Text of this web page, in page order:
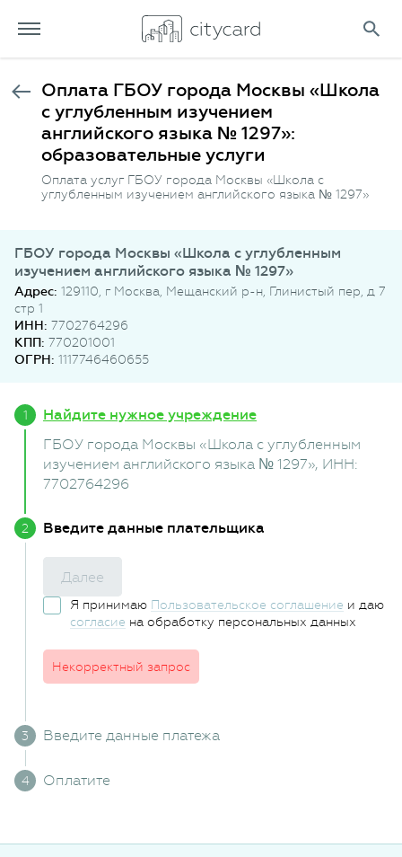
Оплата ГБОУ города Москвы «Школа
с углубленным изучением
английского языка № 1297»:
образовательные услуги
Оплата услуг ГБОУ города Москвы «Школа с
углубленным изучением английского языка № 1297»
ГБОУ города Москвы «Школа с углубленным
изучением английского языка № 1297»
Адрес: 129110, г Москва, Мещанский р-н, Глинистый пер, д 7
стр 1
ИНН: 7702764296
КПП: 770201001
ОГРН: 1117746460655
Найдите нужное учреждение
ГБОУ города Москвы «Школа с углубленным
изучением английского языка № 1297», ИНН:
7702764296
Введите данные плательщика
Далее
Я принимаю Пользовательское соглашение и даю
согласие на обработку персональных данных
Некорректный запрос
Введите данные платежа
Оплатите